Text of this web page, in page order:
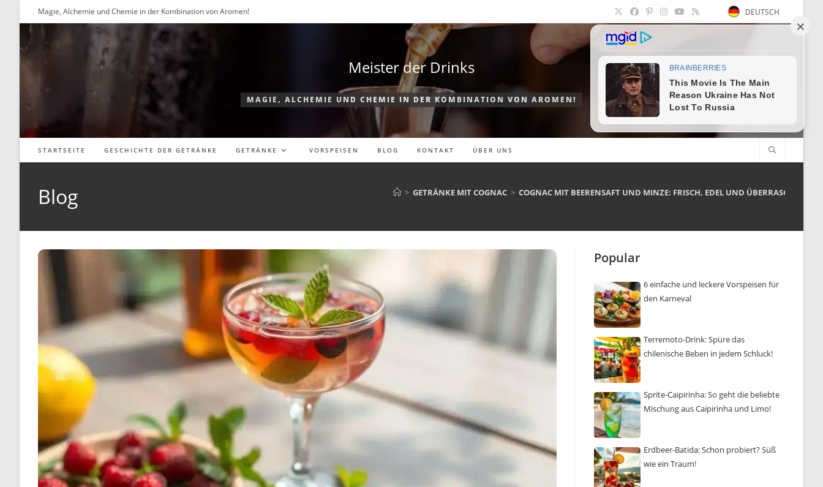
Inhalt
Magie, Alchemie und Chemie in der Kombination von Aromen! DEUTSCH
Meister der Drinks
MAGIE, ALCHEMIE UND CHEMIE IN DER KOMBINATION VON AROMEN!
STARTSEITE GESCHICHTE DER GETRÄNKE GETRÄNKE VORSPEISEN BLOG KONTAKT ÜBER UNS
Blog > GETRÄNKE MIT COGNAC > COGNAC MIT BEERENSAFT UND MINZE: FRISCH, EDEL UND ÜBERRASCHEND
Popular
6 einfache und leckere Vorspeisen für
den Karneval
Terremoto-Drink: Spüre das
chilenische Beben in jedem Schluck!
Sprite-Caipirinha: So geht die beliebte
Mischung aus Caipirinha und Limo!
Erdbeer-Batida: Schon probiert? Süß
wie ein Traum!